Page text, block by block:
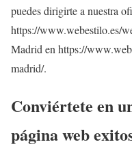
puedes dirigirte a nuestra
https://www.webestilo.es/
Madrid en https://
madrid/.
Conviértete en
página web